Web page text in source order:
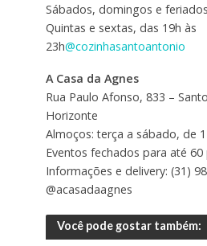
Sábados, domingos e
Quintas e sextas, das 19h às
23h@cozinhasantoantonio
A Casa da Agnes
Rua Paulo Afonso, 833 –
Horizonte
Almoços: terça a sábado, de
Eventos fechados para até 60
Informações e delivery: (31)
@acasadaagnes
Você pode gostar também: